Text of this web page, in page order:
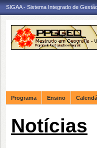
SIGAA - Sistema Integrado de
Programa Ensino
Notícias